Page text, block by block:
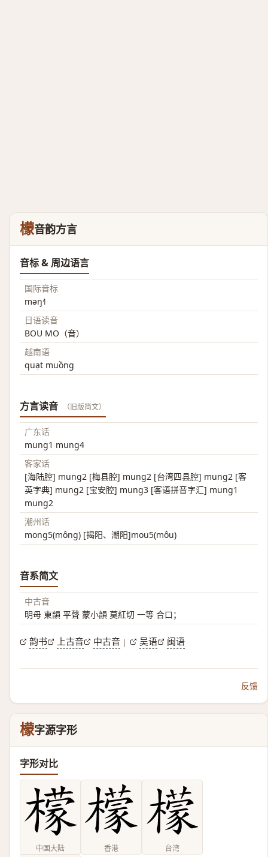
檬音韵方言
音标 & 周边语言
国际音标
məŋ˧˥
日语读音
BOU MO（音）
越南语
quạt muồng
方言读音 （旧版简文）
广东话
mung1 mung4
客家话
[海陆腔] mung2 [梅县腔] mung2 [台湾四县腔] mung2 [客
英字典] mung2 [宝安腔] mung3 [客语拼音字汇] mung1
mung2
潮州话
mong5(mông) [揭阳、潮阳]mou5(môu)
音系简文
中古音
明母 東韻 平聲 蒙小韻 莫紅切 一等 合口；
韵书 上古音 中古音 | 吴语 闽语
反馈
檬字源字形
字形对比
中国大陆 香港 台湾